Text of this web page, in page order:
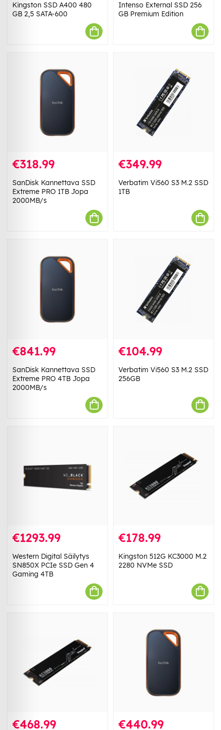
Kingston SSD A400 480
GB 2,5 SATA-600
Intenso External SSD 256
GB Premium Edition
€318.99
SanDisk Kannettava SSD
Extreme PRO 1TB Jopa
2000MB/s
€349.99
Verbatim Vi560 S3 M.2 SSD
1TB
€841.99
SanDisk Kannettava SSD
Extreme PRO 4TB Jopa
2000MB/s
€104.99
Verbatim Vi560 S3 M.2 SSD
256GB
€1293.99
Western Digital Säilytys
SN850X PCIe SSD Gen 4
Gaming 4TB
€178.99
Kingston 512G KC3000 M.2
2280 NVMe SSD
€468.99 €440.99